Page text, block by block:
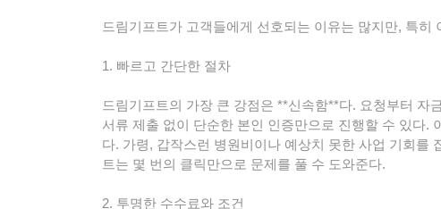
드림기프트가 고객들에게 선호되는 이유는 많지만, 특히
1. 빠르고 간단한 절차
드림기프트의 가장 큰 강점은 **신속함**다. 요청부터 자
서류 제출 없이 단순한 본인 인증만으로 진행할 수 있다.
다. 가령, 갑작스런 병원비이나 예상치 못한 사업 기회를
트는 몇 번의 클릭만으로 문제를 풀 수 도와준다.
2. 투명한 수수료와 조건